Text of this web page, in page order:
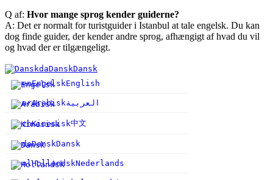
Q af: Hvor mange sprog kender guiderne?
A: Det er normalt for turistguider i Istanbul at tale engelsk. Du kan
dog finde guider, der kender andre sprog, afhængigt af hvad du vil
og hvad der er tilgængeligt.
daDanskDansk
enEngelskEnglish
arArabiskالعربية
zhKinesisk中文
daDanskDansk
nlHollandskNederlands